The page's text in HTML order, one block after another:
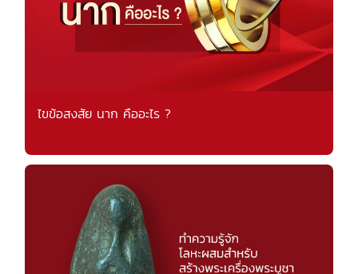
ไขข้อสงสัย นาก คืออะไร ?